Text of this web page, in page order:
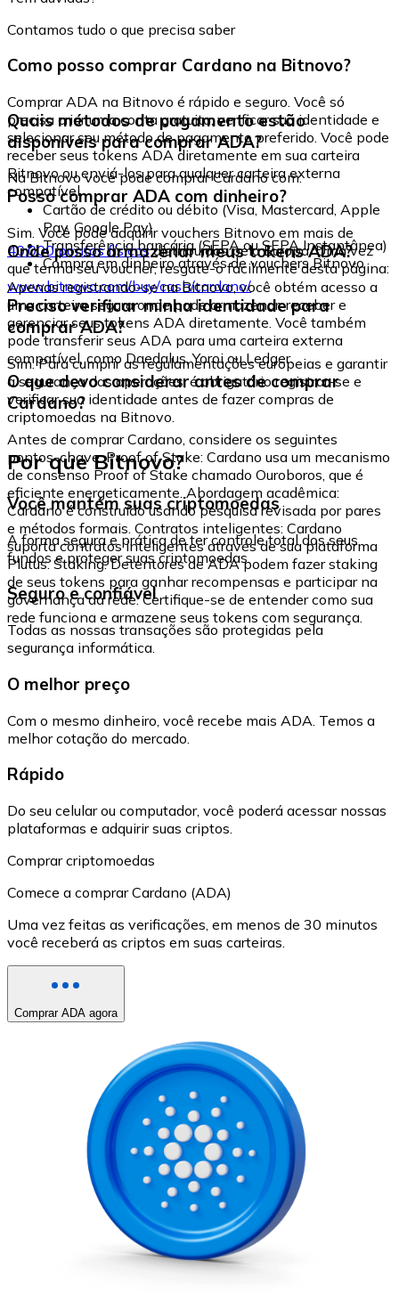
Contamos tudo o que precisa saber
Como posso comprar Cardano na Bitnovo?
Comprar ADA na Bitnovo é rápido e seguro. Você só
precisa criar uma conta gratuita, verificar sua identidade e
selecionar seu método de pagamento preferido. Você pode
receber seus tokens ADA diretamente em sua carteira
Bitnovo ou enviá-los para qualquer carteira externa
compatível.
Quais métodos de pagamento estão
disponíveis para comprar ADA?
Na Bitnovo você pode comprar Cardano com:
Cartão de crédito ou débito (Visa, Mastercard, Apple
Pay, Google Pay)
Transferência bancária (SEPA ou SEPA Instantânea)
Compra em dinheiro através de vouchers Bitnovo
Posso comprar ADA com dinheiro?
Sim. Você pode adquirir vouchers Bitnovo em mais de
40.000 pontos físicosdistribuídos pela Europa. Uma vez
que tenha seu voucher, resgate-o facilmente desta página:
www.bitnovo.com/buy/cash/cardano/
Onde posso armazenar meus tokens ADA?
Apenas registrando-se na Bitnovo, você obtém acesso a
uma carteira segura onde pode armazenar, receber e
gerenciar seus tokens ADA diretamente. Você também
pode transferir seus ADA para uma carteira externa
compatível, como Daedalus, Yoroi ou Ledger.
Preciso verificar minha identidade para
comprar ADA?
Sim. Para cumprir as regulamentações europeias e garantir
a segurança das operações, é obrigatório registrar-se e
verificar sua identidade antes de fazer compras de
criptomoedas na Bitnovo.
O que devo considerar antes de comprar
Cardano?
Antes de comprar Cardano, considere os seguintes
pontos-chave: Proof of Stake: Cardano usa um mecanismo
de consenso Proof of Stake chamado Ouroboros, que é
eficiente energeticamente. Abordagem acadêmica:
Cardano é construído usando pesquisa revisada por pares
e métodos formais. Contratos inteligentes: Cardano
suporta contratos inteligentes através de sua plataforma
Plutus. Staking: Detentores de ADA podem fazer staking
de seus tokens para ganhar recompensas e participar na
governança da rede. Certifique-se de entender como sua
rede funciona e armazene seus tokens com segurança.
Por que Bitnovo?
Você mantém suas criptomoedas
A forma segura e prática de ter controle total dos seus
fundos e proteger suas criptomoedas.
Seguro e confiável
Todas as nossas transações são protegidas pela
segurança informática.
O melhor preço
Com o mesmo dinheiro, você recebe mais ADA. Temos a
melhor cotação do mercado.
Rápido
Do seu celular ou computador, você poderá acessar nossas
plataformas e adquirir suas criptos.
Comprar criptomoedas
Comece a comprar Cardano (ADA)
Uma vez feitas as verificações, em menos de 30 minutos
você receberá as criptos em suas carteiras.
Comprar ADA agora